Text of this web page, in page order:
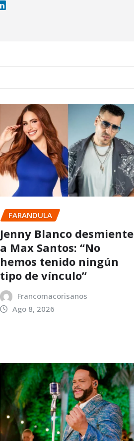
FARANDULA
Jenny Blanco desmiente
a Max Santos: “No
hemos tenido ningún
tipo de vínculo”
Francomacorisanos
Ago 8, 2026